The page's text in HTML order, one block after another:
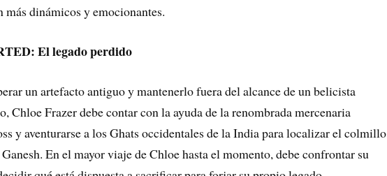
más dinámicos y emocionantes.
El legado perdido
un artefacto antiguo y mantenerlo fuera del alcance de un belicista
Chloe Frazer debe contar con la ayuda de la renombrada mercenaria
y aventurarse a los Ghats occidentales de la India para localizar el colmillo
En el mayor viaje de Chloe hasta el momento, debe confrontar su